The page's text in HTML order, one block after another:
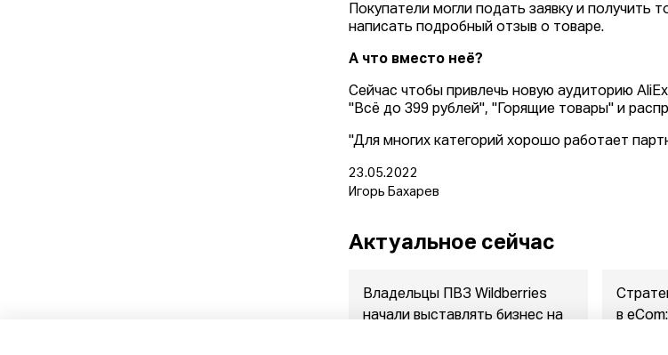
Покупатели могли подать заявку и получить
написать подробный отзыв о товаре.
А что вместо неё?
Сейчас чтобы привлечь новую аудиторию
"Всё до 399 рублей", "Горящие товары" и
"Для многих категорий хорошо работает
23.05.2022
Игорь Бахарев
Актуальное сейчас
Владельцы ПВЗ Wildberries
начали выставлять бизнес на
в